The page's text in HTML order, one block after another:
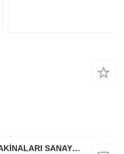
MACHINERY FENIX İNŞAAT İŞ MAKİNALARI SANAYİ VE TİCARET LİMİTED ŞİRKETİ